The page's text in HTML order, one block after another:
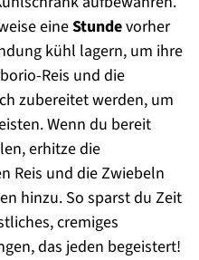
eineStundevorher
kühl lagern, um ihre
Reis und die
zubereitet werden, um
Wenn du bereit
erhitze die
Reis und die Zwiebeln
hinzu. So sparst du Zeit
cremiges
das jeden begeistert!